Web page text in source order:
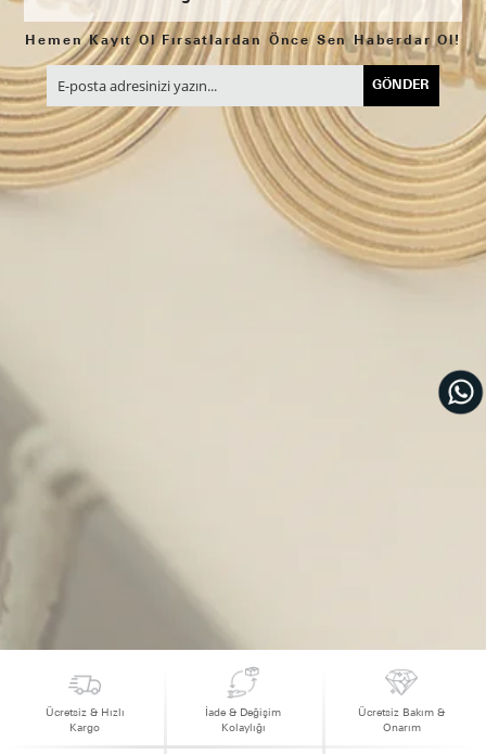
Hemen Kayıt Ol Fırsatlardan Önce Sen Haberdar Ol!
GÖNDER
Ücretsiz & Hızlı
Kargo
İade & Değişim
Kolaylığı
Ücretsiz Bakım &
Onarım